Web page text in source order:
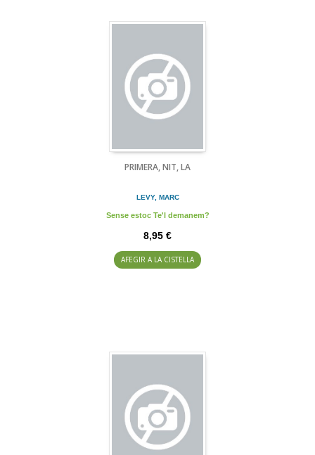
PRIMERA, NIT, LA
LEVY, MARC
Sense estoc Te'l demanem?
8,95 €
AFEGIR A LA CISTELLA